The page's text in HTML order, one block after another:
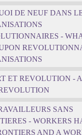
DE NEUF DANS
-
ET REVOLUTION -
SANS
- WORKERS
AND A